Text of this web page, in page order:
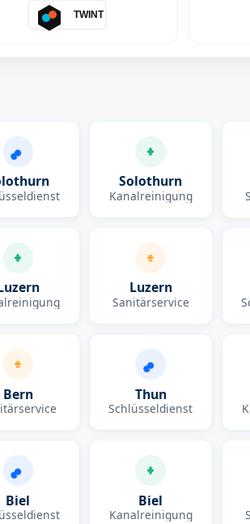
TWINT
Solothurn
Kanalreinigung
Luzern
Sanitärservice
Bern Thun
Schlüsseldienst
Biel Biel
Kanalreinigung